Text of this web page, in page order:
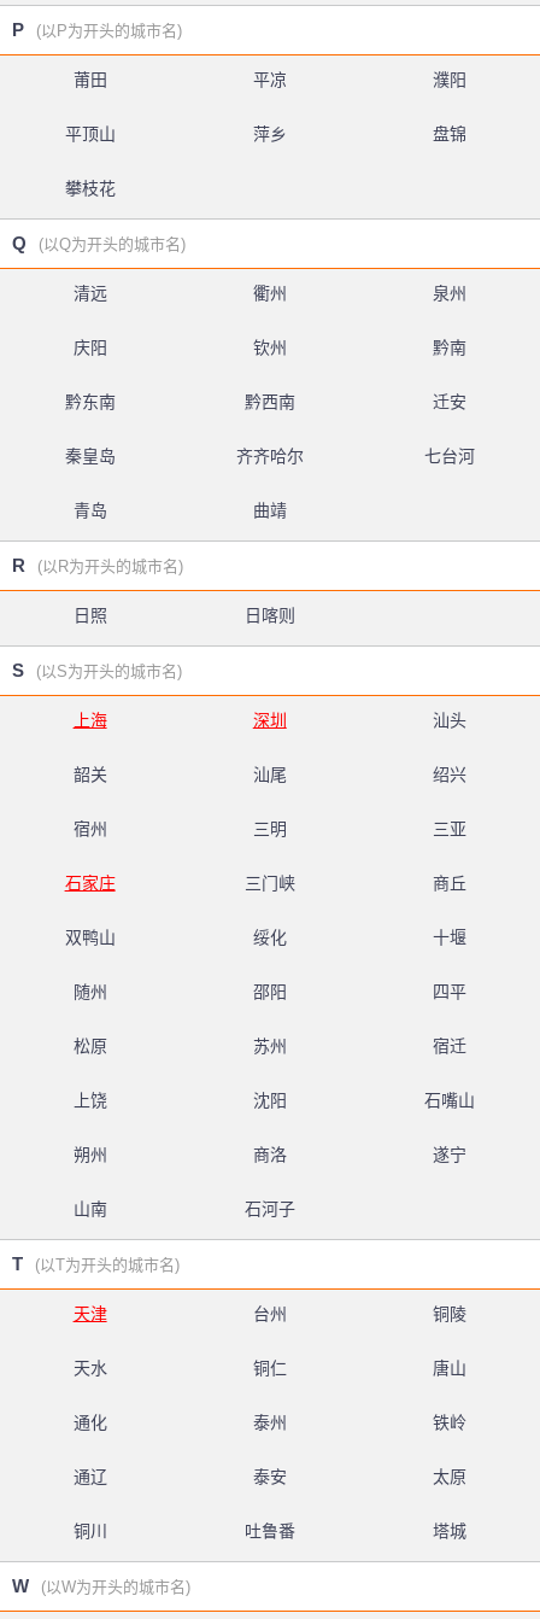
P (以P为开头的城市名)
莆田 平凉 濮阳
平顶山 萍乡 盘锦
攀枝花
Q (以Q为开头的城市名)
清远 衢州 泉州
庆阳 钦州 黔南
黔东南 黔西南 迁安
秦皇岛 齐齐哈尔 七台河
青岛 曲靖
R (以R为开头的城市名)
日照 日喀则
S (以S为开头的城市名)
上海 深圳 汕头
韶关 汕尾 绍兴
宿州 三明 三亚
石家庄 三门峡 商丘
双鸭山 绥化 十堰
随州 邵阳 四平
松原 苏州 宿迁
上饶 沈阳 石嘴山
朔州 商洛 遂宁
山南 石河子
T (以T为开头的城市名)
天津 台州 铜陵
天水 铜仁 唐山
通化 泰州 铁岭
通辽 泰安 太原
铜川 吐鲁番 塔城
W (以W为开头的城市名)